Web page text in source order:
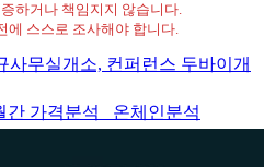
하거나 책임지지 않습니다.
에 스스로 조사해야 합니다.